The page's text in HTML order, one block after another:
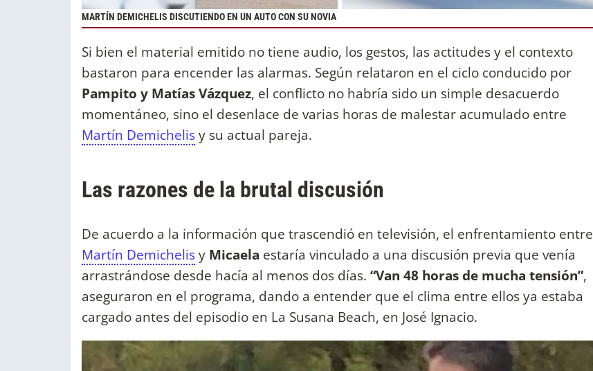
MARTÍN DEMICHELIS DISCUTIENDO EN UN AUTO CON SU NOVIA
Si bien el material emitido no tiene audio, los gestos, las actitudes y el contexto
bastaron para encender las alarmas. Según relataron en el ciclo conducido por
Pampito y Matías Vázquez, el conflicto no habría sido un simple desacuerdo
momentáneo, sino el desenlace de varias horas de malestar acumulado entre
Martín Demichelisy su actual pareja.
Las razones de la brutal discusión
De acuerdo a la información que trascendió en televisión, el enfrentamiento entre
Martín Demichelisy Micaela estaría vinculado a una discusión previa que venía
arrastrándose desde hacía al menos dos días. “Van 48 horas de mucha tensión”,
aseguraron en el programa, dando a entender que el clima entre ellos ya estaba
cargado antes del episodio en La Susana Beach, en José Ignacio.